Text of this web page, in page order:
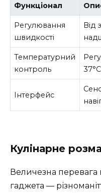
Функціонал
Регулювання
швидкості
Від
Температурний
контроль
Інтерфейс
Кулінарне
Величезна
гаджета —